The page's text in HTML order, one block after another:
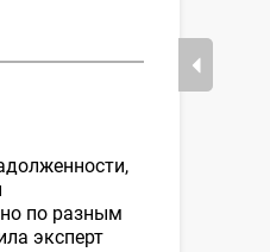
по разным
эксперт